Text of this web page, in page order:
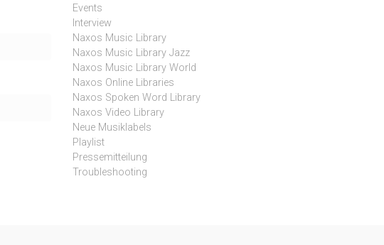
Events
Interview
Naxos Music Library
Naxos Music Library Jazz
Naxos Music Library World
Naxos Online Libraries
Naxos Spoken Word Library
Naxos Video Library
Neue Musiklabels
Playlist
Pressemitteilung
Troubleshooting